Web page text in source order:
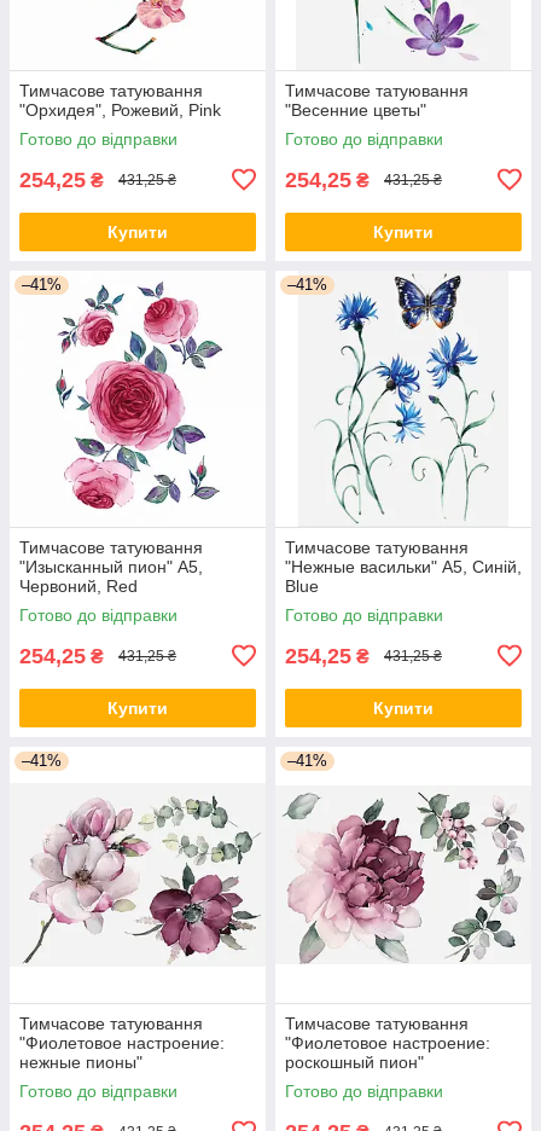
Тимчасове татуювання
"Орхидея", Рожевий, Pink
Готово до відправки
254,25 ₴ 431,25 ₴
Купити
Тимчасове татуювання
"Весенние цветы"
Готово до відправки
254,25 ₴ 431,25 ₴
Купити
–41%
Тимчасове татуювання
"Изысканный пион" А5,
Червоний, Red
Готово до відправки
254,25 ₴ 431,25 ₴
Купити
–41%
Тимчасове татуювання
"Нежные васильки" А5, Синій,
Blue
Готово до відправки
254,25 ₴ 431,25 ₴
Купити
–41%
Тимчасове татуювання
"Фиолетовое настроение:
нежные пионы"
Готово до відправки
–41%
Тимчасове татуювання
"Фиолетовое настроение:
роскошный пион"
Готово до відправки